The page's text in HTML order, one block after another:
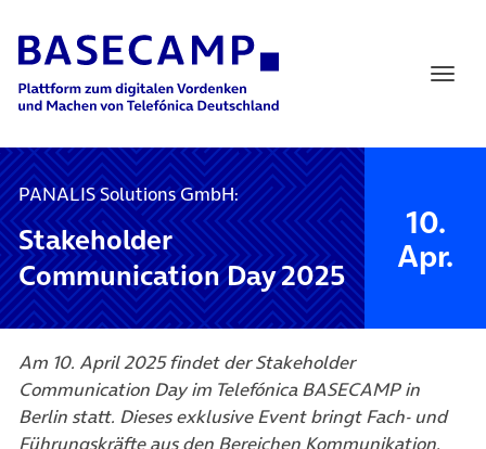
Main Navigation
PANALIS Solutions GmbH:
Stakeholder
Communication Day 2025
10.
Apr.
Am 10. April 2025 findet der Stakeholder
Communication Day im Telefónica BASECAMP in
Berlin statt. Dieses exklusive Event bringt Fach- und
Führungskräfte aus den Bereichen Kommunikation,